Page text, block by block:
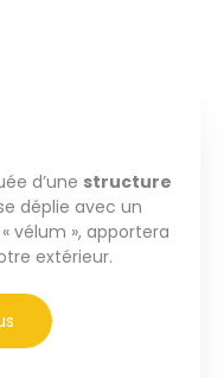
d’une structure
déplie avec un
vélum », apportera
extérieur.